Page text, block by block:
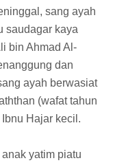
sang ayah
saudagar kaya
bin Ahmad Al-
dan
ayah berwasiat
(wafat tahun
Hajar kecil.
yatim piatu